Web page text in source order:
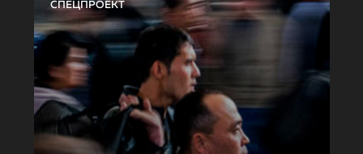
СПЕЦПРОЕКТ